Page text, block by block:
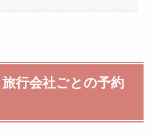
旅行会社ごとの予約